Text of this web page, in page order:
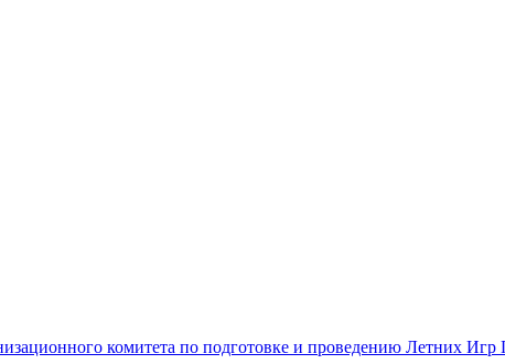
комитета по подготовке и проведению Летних